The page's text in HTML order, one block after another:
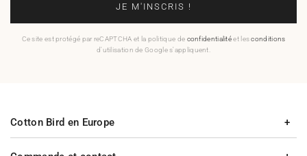
JE M'INSCRIS !
Ce site est protégé par reCAPTCHA et la politique de confidentialitéet lesconditions
d'utilisation de Google s'appliquent.
Cotton Bird en Europe